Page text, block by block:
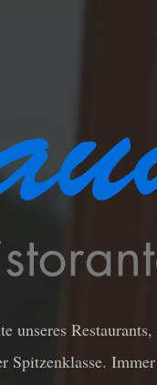
unseres
Spitzenklasse.